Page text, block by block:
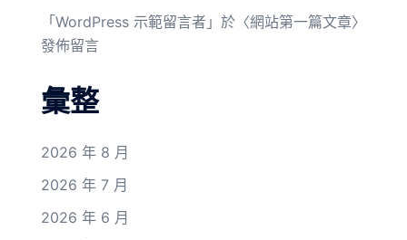
「 WordPress 示範留言者 」於〈網站第一篇文章〉
發佈留言
彙整
2026 年 8 月
2026 年 7 月
2026 年 6 月